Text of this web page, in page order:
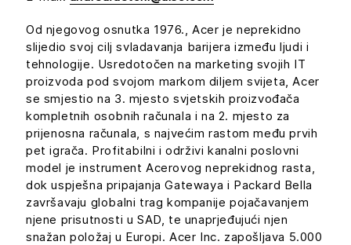
Od njegovog osnutka 1976., Acer je neprekidno
slijedio svoj cilj svladavanja barijera između ljudi i
tehnologije. Usredotočen na marketing svojih IT
proizvoda pod svojom markom diljem svijeta, Acer
se smjestio na 3. mjesto svjetskih proizvođača
kompletnih osobnih računala i na 2. mjesto za
prijenosna računala, s najvećim rastom među prvih
pet igrača. Profitabilni i održivi kanalni poslovni
model je instrument Acerovog neprekidnog rasta,
dok uspješna pripajanja Gatewaya i Packard Bella
završavaju globalni trag kompanije pojačavanjem
njene prisutnosti u SAD, te unaprjeđujući njen
snažan položaj u Europi. Acer Inc. zapošljava 5.000